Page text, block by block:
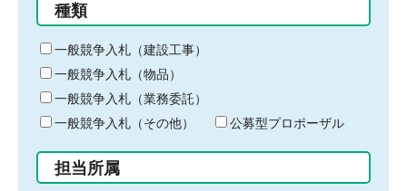
る
キ
ー
ワ
ー
ド
入
力
種類
一般競争入札（建設工事）
一般競争入札（物品）
一般競争入札（業務委託）
一般競争入札（その他）
公募型プロポーザル
担当所属